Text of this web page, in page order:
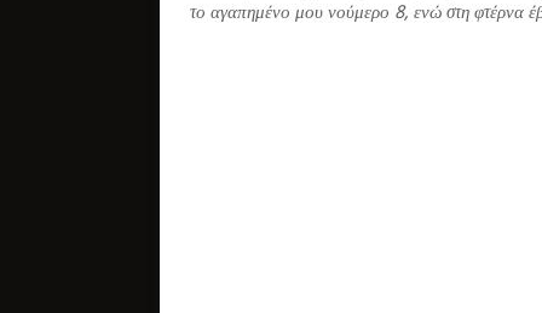
το αγαπημένο μου νούμερο 8, ενώ στη φτέρνα